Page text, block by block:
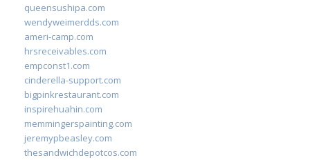
queensushipa.com
wendyweimerdds.com
ameri-camp.com
hrsreceivables.com
empconst1.com
cinderella-support.com
bigpinkrestaurant.com
inspirehuahin.com
memmingerspainting.com
jeremypbeasley.com
thesandwichdepotcos.com